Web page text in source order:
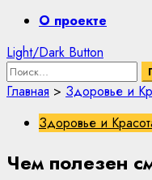
PrimaryО проекте
Light/Dark Button
Найти:
Главная > Здоровье и
Здоровье и
Чем полезен